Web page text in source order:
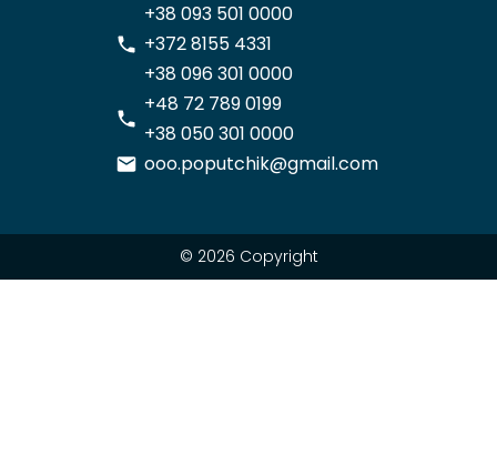
+38 093 501 0000
+372 8155 4331
+38 096 301 0000
+48 72 789 0199
+38 050 301 0000
ooo.poputchik@gmail.com
© 2026 Copyright